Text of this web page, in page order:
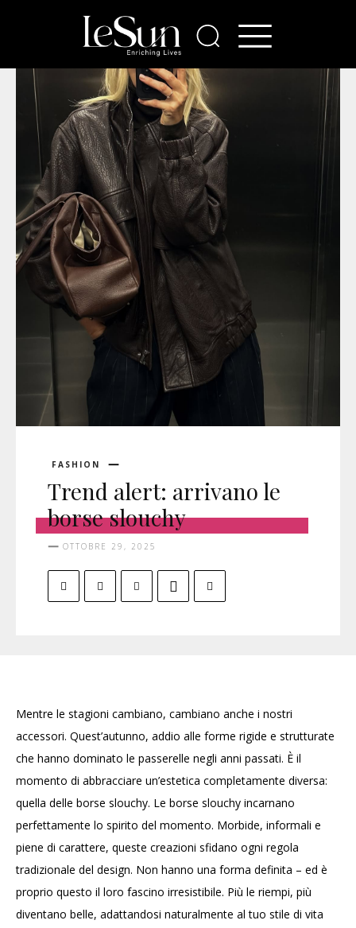
FASHION
Trend alert: arrivano le
borse slouchy
OTTOBRE 29, 2025
Mentre le stagioni cambiano, cambiano anche i nostri
accessori. Quest’autunno, addio alle forme rigide e strutturate
che hanno dominato le passerelle negli anni passati. È il
momento di abbracciare un’estetica completamente diversa:
quella delle borse slouchy. Le borse slouchy incarnano
perfettamente lo spirito del momento. Morbide, informali e
piene di carattere, queste creazioni sfidano ogni regola
tradizionale del design. Non hanno una forma definita – ed è
proprio questo il loro fascino irresistibile. Più le riempi, più
diventano belle, adattandosi naturalmente al tuo stile di vita